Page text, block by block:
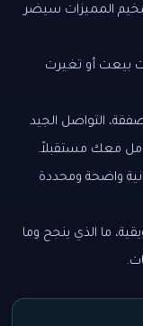
المميزات سيضر
بيعت أو تغيرت
التواصل الجيد
معك مستقبلاً.
واضحة ومحددة
ما الذي ينجح وما